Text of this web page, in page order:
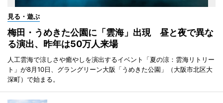
見る・遊ぶ
梅田・うめきた公園に「雲海」出現 昼と夜で異な
る演出、昨年は50万人来場
人工雲海で涼しさや癒やしを演出するイベント「夏の涼：雲海リトリー
ト」が8月10日、グラングリーン大阪「うめきた公園」（大阪市北区大
深町）で始まる。